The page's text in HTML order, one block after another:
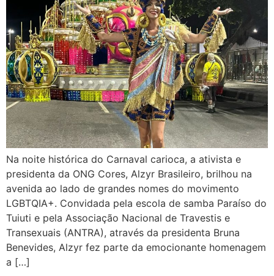
Na noite histórica do Carnaval carioca, a ativista e
presidenta da ONG Cores, Alzyr Brasileiro, brilhou na
avenida ao lado de grandes nomes do movimento
LGBTQIA+. Convidada pela escola de samba Paraíso do
Tuiuti e pela Associação Nacional de Travestis e
Transexuais (ANTRA), através da presidenta Bruna
Benevides, Alzyr fez parte da emocionante homenagem
a […]